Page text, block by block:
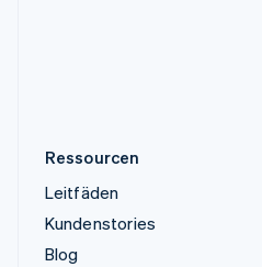
Ressourcen
Leitfäden
Kundenstories
Blog